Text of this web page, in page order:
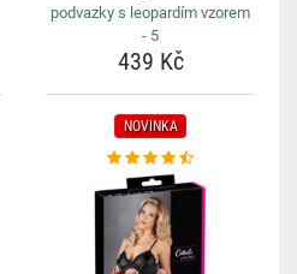
podvazky s leopardím vzorem
- 5
439 Kč
NOVINKA